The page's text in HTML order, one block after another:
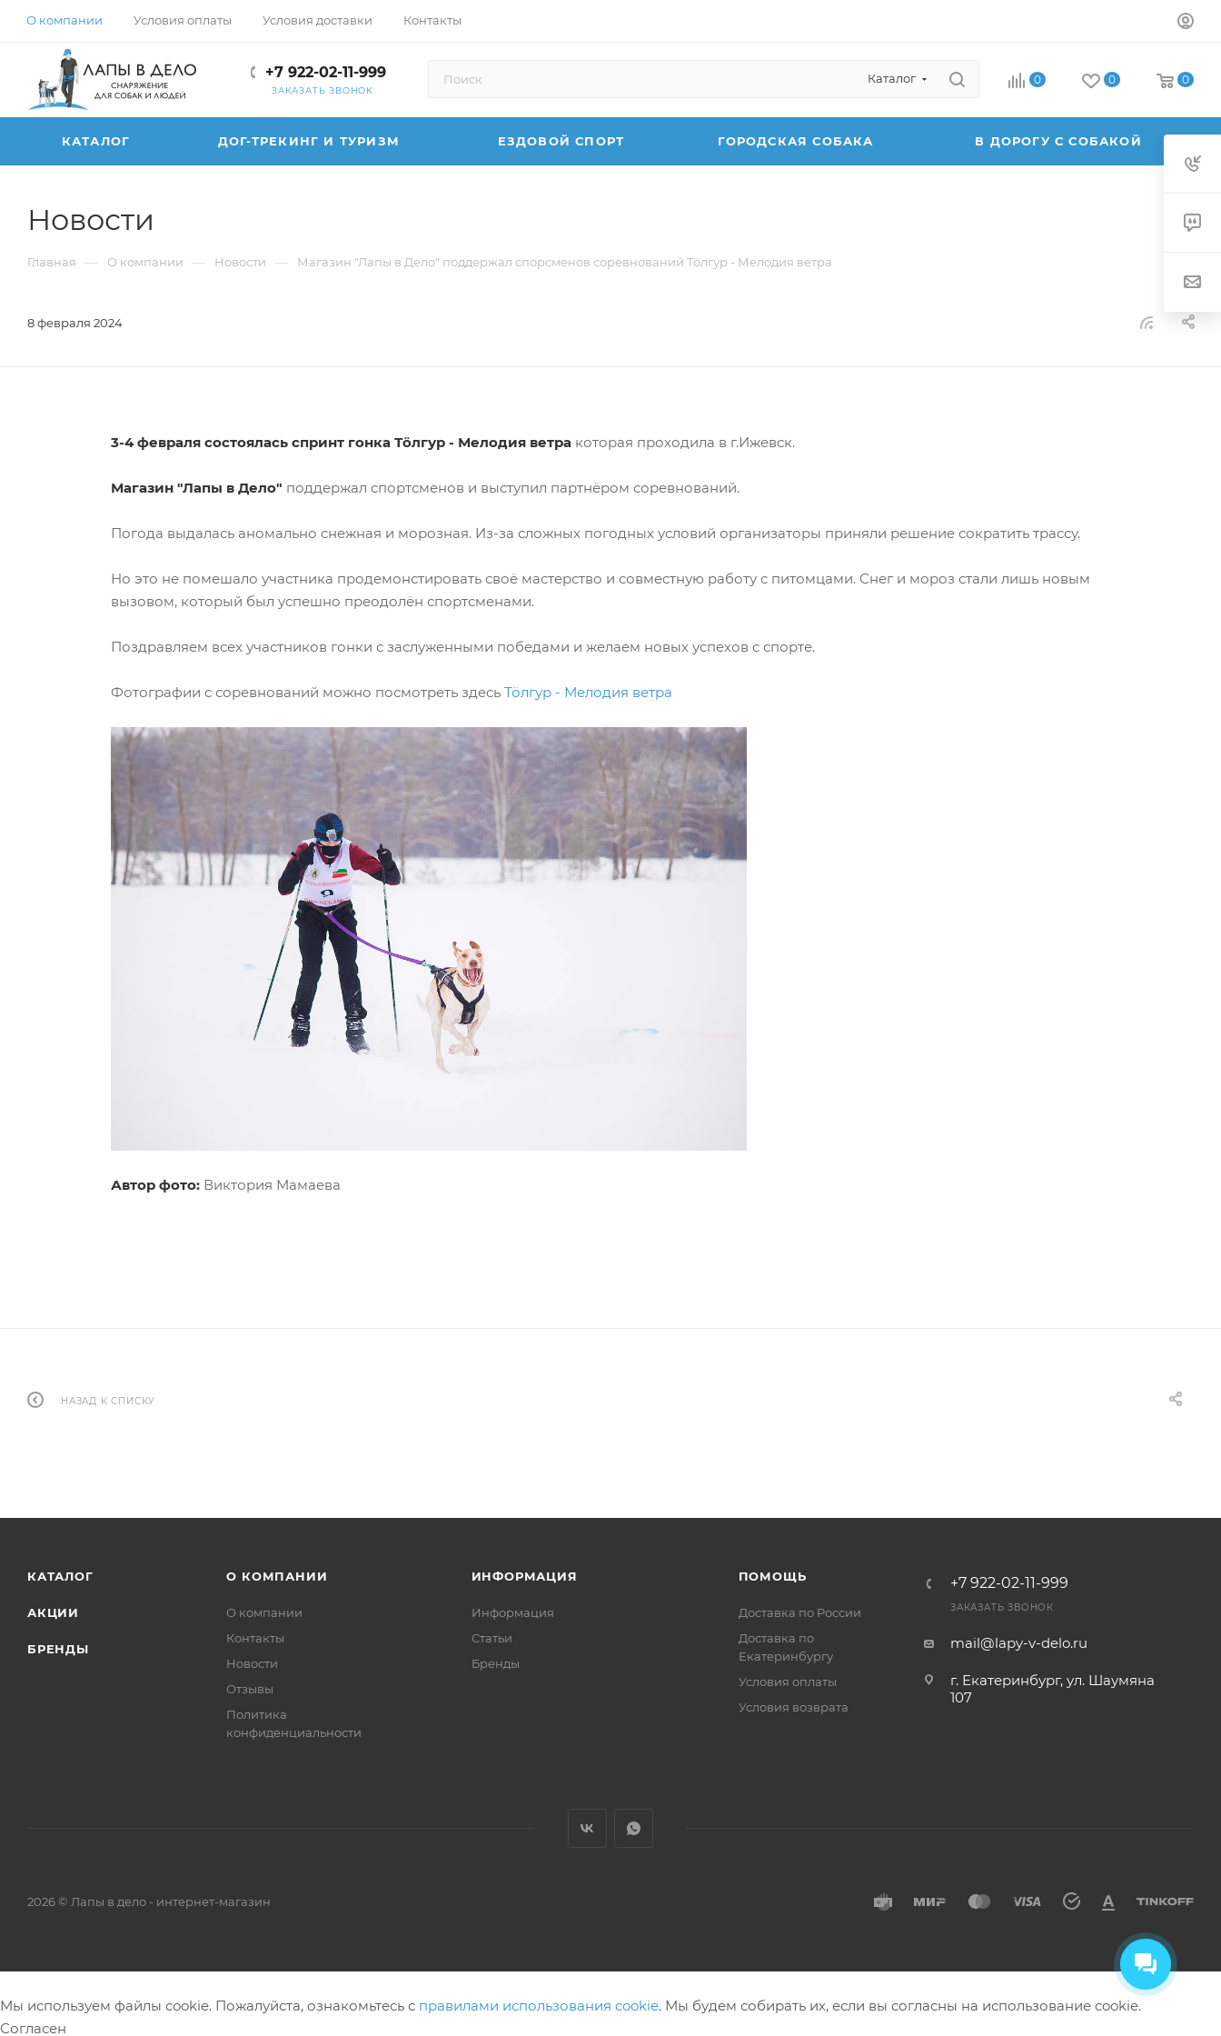
О компании Условия оплаты Условия доставки Контакты
+7 922-02-11-999
ЗАКАЗАТЬ ЗВОНОК
Каталог 0 0 0
КАТАЛОГ ДОГ-ТРЕКИНГ И ТУРИЗМ ЕЗДОВОЙ СПОРТ ГОРОДСКАЯ СОБАКА В ДОРОГУ С СОБАКОЙ
Новости
Главная — О компании — Новости — Магазин "Лапы в Дело" поддержал спорсменов соревнований Тӧлгур - Мелодия ветра
8 февраля 2024
3-4 февраля состоялась спринт гонка Тӧлгур - Мелодия ветра которая проходила в г.Ижевск.
Магазин "Лапы в Дело" поддержал спортсменов и выступил партнёром соревнований.
Погода выдалась аномально снежная и морозная. Из-за сложных погодных условий организаторы приняли решение сократить трассу.
Но это не помешало участника продемонстировать своё мастерство и совместную работу с питомцами. Снег и мороз стали лишь новым
вызовом, который был успешно преодолён спортсменами.
Поздравляем всех участников гонки с заслуженными победами и желаем новых успехов с спорте.
Фотографии с соревнований можно посмотреть здесь Тӧлгур - Мелодия ветра
Автор фото: Виктория Мамаева
НАЗАД К СПИСКУ
КАТАЛОГ
АКЦИИ
БРЕНДЫ
О КОМПАНИИ
О компании
Контакты
Новости
Отзывы
Политика
конфиденциальности
ИНФОРМАЦИЯ
Информация
Статьи
Бренды
ПОМОЩЬ
Доставка по России
Доставка по
Екатеринбургу
Условия оплаты
Условия возврата
+7 922-02-11-999
ЗАКАЗАТЬ ЗВОНОК
mail@lapy-v-delo.ru
г. Екатеринбург, ул. Шаумяна
107
2026 © Лапы в дело - интернет-магазин
Мы используем файлы cookie. Пожалуйста, ознакомьтесь с правилами использования cookie. Мы будем собирать их, если вы согласны на использование cookie.
Согласен